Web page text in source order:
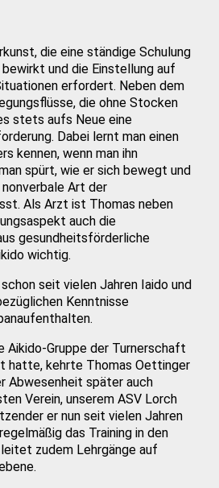
die eine ständige Schulung
und die Einstellung auf
erfordert. Neben dem
die ohne Stocken
stets aufs Neue eine
Dabei lernt man einen
kennen, wenn man ihn
spürt, wie er sich bewegt und
Art der
Als Arzt ist Thomas neben
auch die
gesundheitsförderliche
wichtig.
seit vielen Jahren Iaido und
Kenntnisse
Aikido-Gruppe der Turnerschaft
hatte, kehrte Thomas Oettinger
Abwesenheit später auch
Verein, unserem ASV Lorch
er nun seit vielen Jahren
das Training in den
zudem Lehrgänge auf